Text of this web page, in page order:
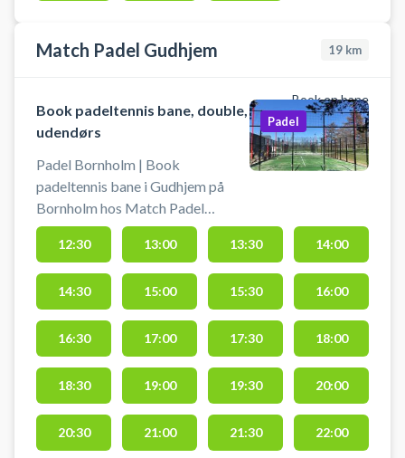
Match Padel Gudhjem 19 km
Book en bane
Book padeltennis bane, double,
udendørs
Padel Bornholm | Book
padeltennis bane i Gudhjem på
Bornholm hos Match Padel
Gudhjem. Book en af 2 udendørs
double padeltennis baner og spil
padeltennis i Gudhjem under åben
himmel hos Match Padel
3760 Gudhjem, sammen med
Gudhjem Svømmehal. Der er gratis
parkering. Padel tennis bat og
bolde er ikke tilgængeligt i
vintermånederne. I perioden
november-marts skal eget bat og
Padel
12:30 13:00 13:30 14:00
14:30 15:00 15:30 16:00
16:30 17:00 17:30 18:00
18:30 19:00 19:30 20:00
20:30 21:00 21:30 22:00